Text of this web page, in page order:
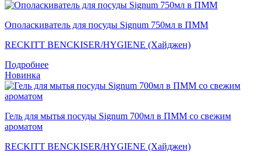
Ополаскиватель для посуды Signum 750мл в ПММ
RECKITT BENCKISER/HYGIENE (Хайджен)
Подробнее
Новинка
Гель для мытья посуды Signum 700мл в ПММ со свежим
ароматом
RECKITT BENCKISER/HYGIENE (Хайджен)